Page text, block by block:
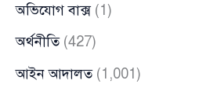
অভিযোগ বাক্স(1)
অর্থনীতি(427)
আইন আদালত(1,001)